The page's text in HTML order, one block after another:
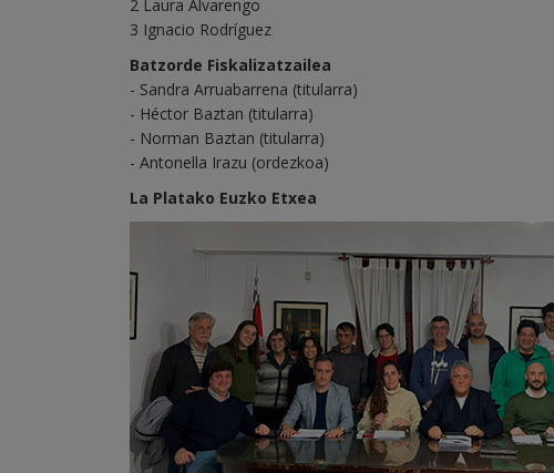
2 Laura Alvarengo
3 Ignacio Rodríguez
Batzorde Fiskalizatzailea
- Sandra Arruabarrena (titularra)
- Héctor Baztan (titularra)
- Norman Baztan (titularra)
- Antonella Irazu (ordezkoa)
La Platako Euzko Etxea